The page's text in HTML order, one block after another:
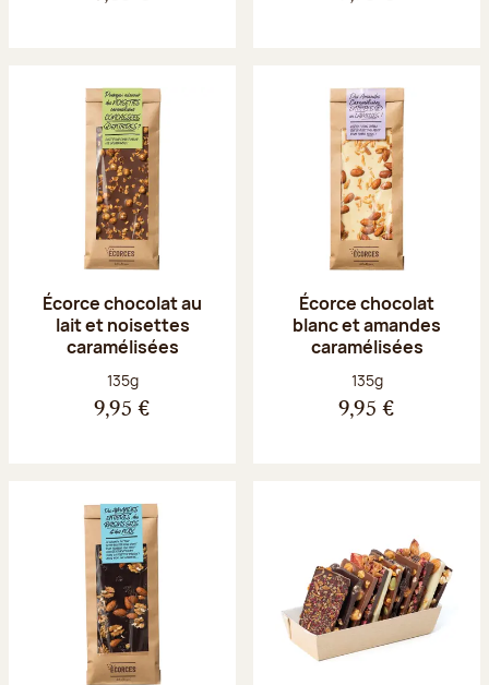
Écorce chocolat au
lait et noisettes
caramélisées
Poids net :
135g
9,95 €
Écorce chocolat
blanc et amandes
caramélisées
Poids net :
135g
9,95 €